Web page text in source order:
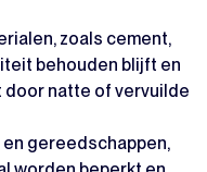
zoals cement,
behouden blijft en
natte of vervuilde
gereedschappen,